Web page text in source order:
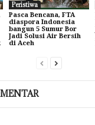
Peristiwa
Pasca Bencana, FTA
diaspora Indonesia
bangun 5 Sumur Bor
Jadi Solusi Air Bersih
di Aceh